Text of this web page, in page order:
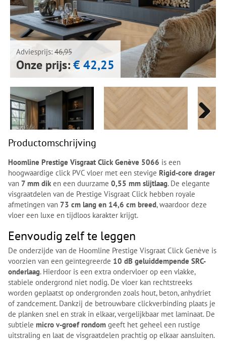
Adviesprijs: 46,95
Onze prijs:€ 42,25
Next
Next
Productomschrijving
Hoomline Prestige Visgraat Click Genève 5066 is een
hoogwaardige click PVC vloer met een stevige Rigid-core drager
van 7 mm dik en een duurzame 0,55 mm slijtlaag. De elegante
visgraatdelen van de Prestige Visgraat Click hebben royale
afmetingen van 73 cm lang en 14,6 cm breed, waardoor deze
vloer een luxe en tijdloos karakter krijgt.
Eenvoudig zelf te leggen
De onderzijde van de Hoomline Prestige Visgraat Click Genève is
voorzien van een geïntegreerde 10 dB geluiddempende SRC-
onderlaag. Hierdoor is een extra ondervloer op een vlakke,
stabiele ondergrond niet nodig. De vloer kan rechtstreeks
worden geplaatst op ondergronden zoals hout, beton, anhydriet
of zandcement. Dankzij de betrouwbare clickverbinding plaats je
de planken snel en strak in elkaar, vergelijkbaar met laminaat. De
subtiele micro v-groef rondom geeft het geheel een rustige
uitstraling en laat de visgraatdelen prachtig op elkaar aansluiten.